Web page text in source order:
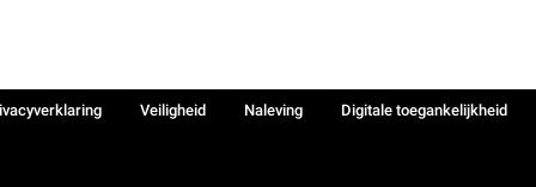
Veiligheid Naleving
Digitale toegankelijkheid